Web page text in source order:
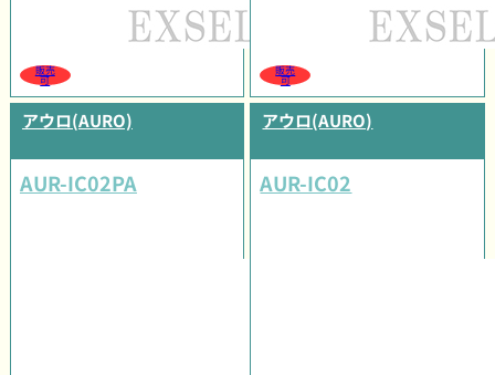
販売
可
販売
可
アウロ(AURO)
AUR-IC02PA
アウロ(AURO)
AUR-IC02